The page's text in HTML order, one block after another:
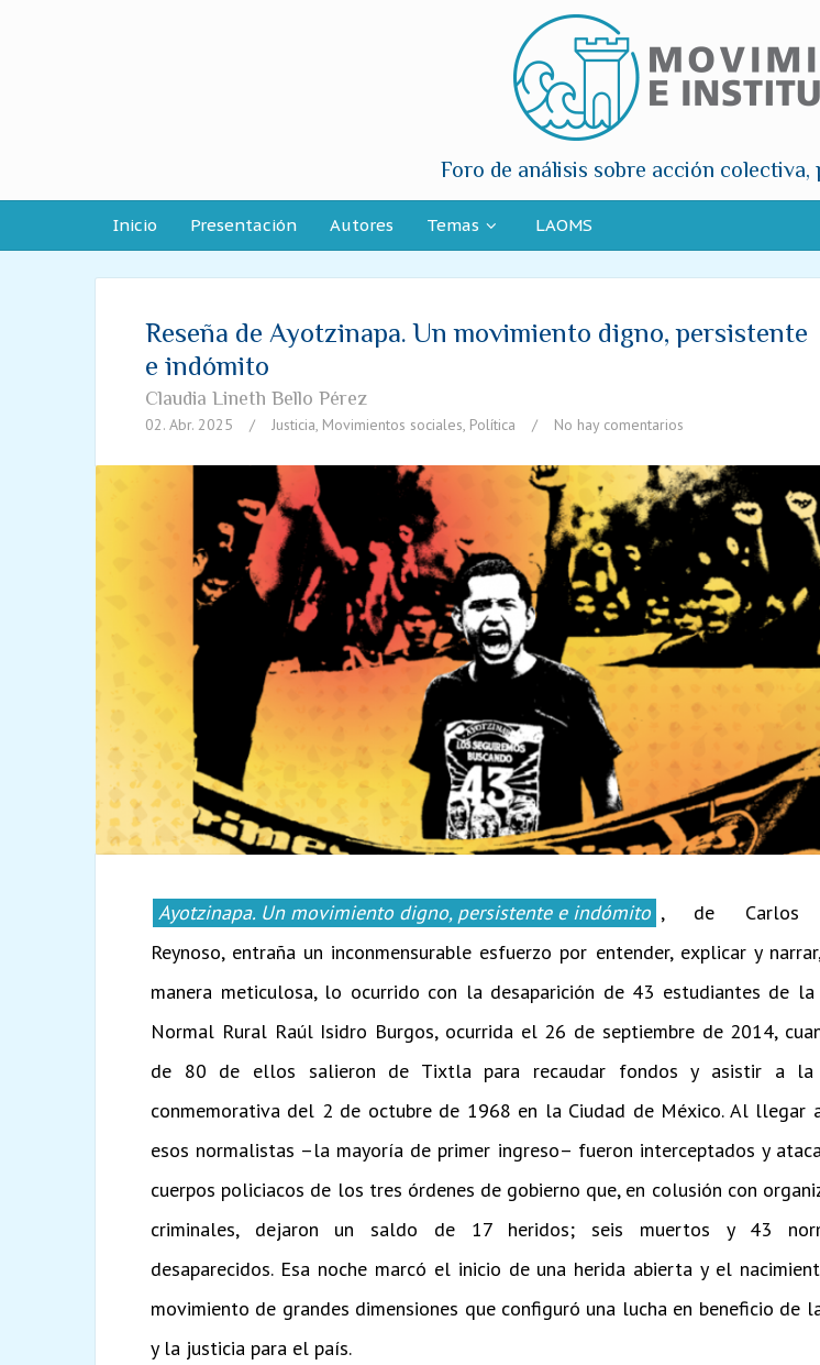
Foro de análisis sobre acción colectiva,
Inicio Presentación Autores Temas LAOMS
Reseña de Ayotzinapa. Un movimiento digno, persistente
e indómito
Claudia Lineth Bello Pérez
02. Abr. 2025 / Justicia, Movimientos sociales, Política / No hay comentarios
Ayotzinapa. Un movimiento digno, persistente e indómito , de Carlos
Reynoso, entraña un inconmensurable esfuerzo por entender, explicar y
manera meticulosa, lo ocurrido con la desaparición de 43 estudiantes de la
Normal Rural Raúl Isidro Burgos, ocurrida el 26 de septiembre de 2014,
de 80 de ellos salieron de Tixtla para recaudar fondos y asistir a la
conmemorativa del 2 de octubre de 1968 en la Ciudad de México. Al llegar
esos normalistas –la mayoría de primer ingreso– fueron interceptados y
cuerpos policiacos de los tres órdenes de gobierno que, en colusión con
criminales, dejaron un saldo de 17 heridos; seis muertos y 43
desaparecidos. Esa noche marcó el inicio de una herida abierta y el
movimiento de grandes dimensiones que configuró una lucha en beneficio de
y la justicia para el país.